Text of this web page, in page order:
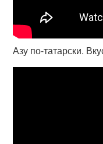
Азу по-татарски.